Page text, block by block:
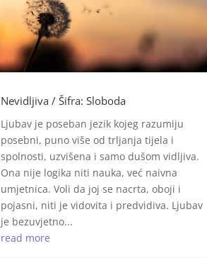
Nevidljiva / Šifra: Sloboda
Ljubav je poseban jezik kojeg razumiju
posebni, puno više od trljanja tijela i
spolnosti, uzvišena i samo dušom vidljiva.
Ona nije logika niti nauka, već naivna
umjetnica. Voli da joj se nacrta, oboji i
pojasni, niti je vidovita i predvidiva. Ljubav
je bezuvjetno...
read more